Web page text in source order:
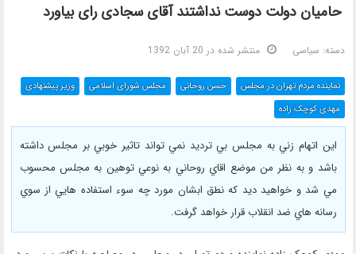
حامیان دولت دوست نداشتند آقای سجادی رای بیاورد
دسته: سیاسی منتشر شده در 20 آبان 1392
نماینده مردم تهران در مجلس حسن روحانی
مجلس شورای اسلامی
مهدی کوچک زاده
وزیر پیشنهادی
اين اتهام زني به مجلس بي ترديد نمي تواند تاثير خوبي بر مجلس داشته
باشد و به نظر من موضع اقاي روحاني به نوعي توهين به مجلس محسوب
مي شد و خواهيد ديد كه نطق ابشان مورد چه سوء استفاده هايي از سوي
رسانه هاي ضد انقلاب قرار خواهد گرفت.